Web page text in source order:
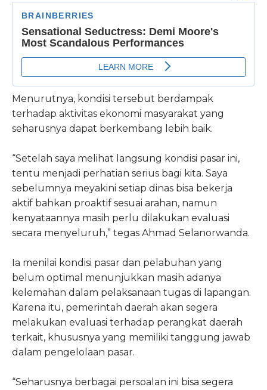
Menurutnya, kondisi tersebut berdampak
terhadap aktivitas ekonomi masyarakat yang
seharusnya dapat berkembang lebih baik.
“Setelah saya melihat langsung kondisi pasar ini,
tentu menjadi perhatian serius bagi kita. Saya
sebelumnya meyakini setiap dinas bisa bekerja
aktif bahkan proaktif sesuai arahan, namun
kenyataannya masih perlu dilakukan evaluasi
secara menyeluruh,” tegas Ahmad Selanorwanda.
Ia menilai kondisi pasar dan pelabuhan yang
belum optimal menunjukkan masih adanya
kelemahan dalam pelaksanaan tugas di lapangan.
Karena itu, pemerintah daerah akan segera
melakukan evaluasi terhadap perangkat daerah
terkait, khususnya yang memiliki tanggung jawab
dalam pengelolaan pasar.
“Seharusnya berbagai persoalan ini bisa segera